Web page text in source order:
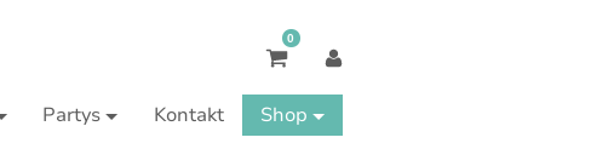
0
Partys Kontakt Shop